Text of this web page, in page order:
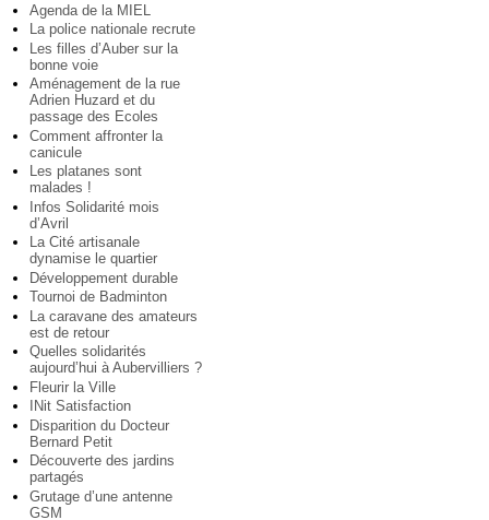
Agenda de la MIEL
La police nationale recrute
Les filles d’Auber sur la
bonne voie
Aménagement de la rue
Adrien Huzard et du
passage des Ecoles
Comment affronter la
canicule
Les platanes sont
malades !
Infos Solidarité mois
d’Avril
La Cité artisanale
dynamise le quartier
Développement durable
Tournoi de Badminton
La caravane des amateurs
est de retour
Quelles solidarités
aujourd’hui à Aubervilliers ?
Fleurir la Ville
INit Satisfaction
Disparition du Docteur
Bernard Petit
Découverte des jardins
partagés
Grutage d’une antenne
GSM